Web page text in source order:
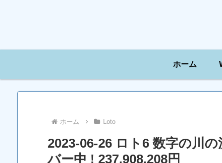
ホーム
ホーム Loto
2023-06-26 ロト6 数字の川
バー中 ! 237,908,208円